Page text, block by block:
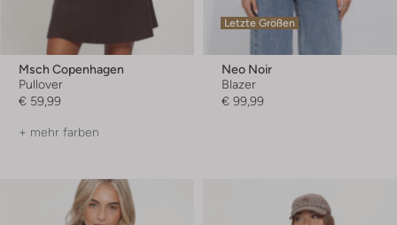
Msch Copenhagen
Pullover
€ 59,99
+ mehr farben
Letzte Größen
Neo Noir
Blazer
€ 99,99